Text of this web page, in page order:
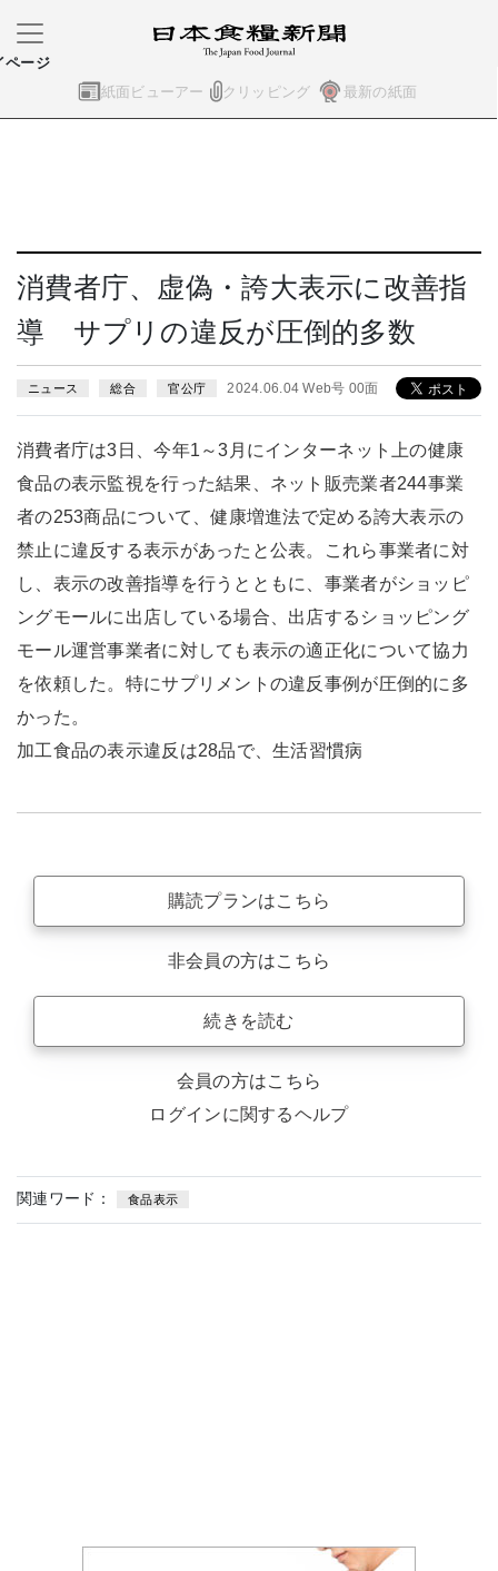
紙面ビューアー クリッピング 最新の紙面
ページ
消費者庁、虚偽・誇大表示に改善指
導 サプリの違反が圧倒的多数
ニュース 総合 官公庁 2024.06.04 Web号 00面
消費者庁は3日、今年1～3月にインターネット上の健康
食品の表示監視を行った結果、ネット販売業者244事業
者の253商品について、健康増進法で定める誇大表示の
禁止に違反する表示があったと公表。これら事業者に対
し、表示の改善指導を行うとともに、事業者がショッピ
ングモールに出店している場合、出店するショッピング
モール運営事業者に対しても表示の適正化について協力
を依頼した。特にサプリメントの違反事例が圧倒的に多
かった。
加工食品の表示違反は28品で、生活習慣病
購読プランはこちら
非会員の方はこちら
続きを読む
会員の方はこちら
ログインに関するヘルプ
関連ワード： 食品表示